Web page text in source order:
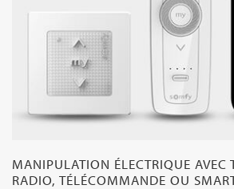
MANIPULATION ÉLECTRIQUE AVEC
RADIO, TÉLÉCOMMANDE OU